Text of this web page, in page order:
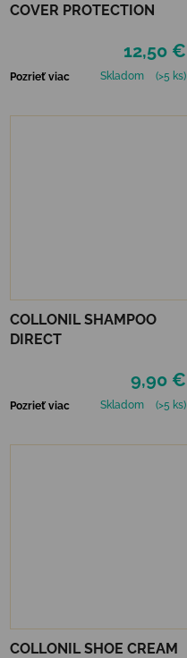
COVER PROTECTION
12,50 €
Pozrieť viac Skladom (>5 ks)
COLLONIL SHAMPOO
DIRECT
9,90 €
Pozrieť viac Skladom (>5 ks)
COLLONIL SHOE CREAM